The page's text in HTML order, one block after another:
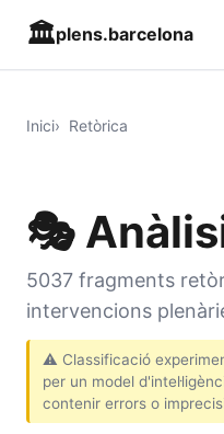
🏛️plens.barcelona
Inici Retòrica
🎭
5037 fragments
intervencions
⚠️ Classificació
per un model
contenir errors o